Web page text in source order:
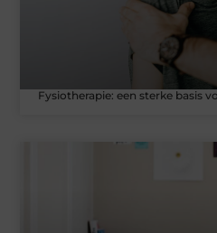
Fysiotherapie: een sterke basis